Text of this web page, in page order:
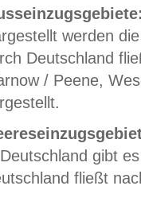
werden
Deutschland
/ Peene,
gibt
fließt